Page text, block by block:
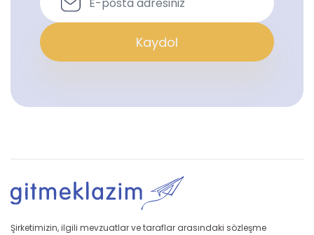
Kaydol
Şirketimizin, ilgili mevzuatlar ve taraflar arasındaki sözleşme